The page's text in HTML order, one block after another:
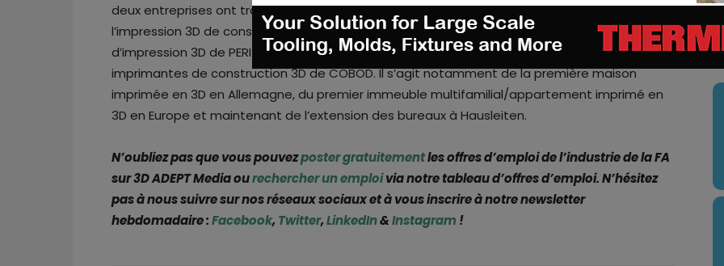
deux entreprises ont travaillé en étroite collaboration pour repousser les limites de
l’impression 3D de construction. Avec le projet d’impression à Hausleiten, l’équipe
d’impression 3D de PERI a désormais mené à bien six projets d’impression avec les
imprimantes de construction 3D de COBOD. Il s’agit notamment de la première maison
imprimée en 3D en Allemagne, du premier immeuble multifamilial/appartement imprimé en
3D en Europe et maintenant de l’extension des bureaux à Hausleiten.
N’oubliez pas que vous pouvezposter gratuitementles offres d’emploi de l’industrie de la FA
sur 3D ADEPT Media ourechercher un emploivia notre tableau d’offres d’emploi. N’hésitez
pas à nous suivre sur nos réseaux sociaux et à vous inscrire à notre newsletter
hebdomadaire :Facebook,Twitter,LinkedIn&Instagram !